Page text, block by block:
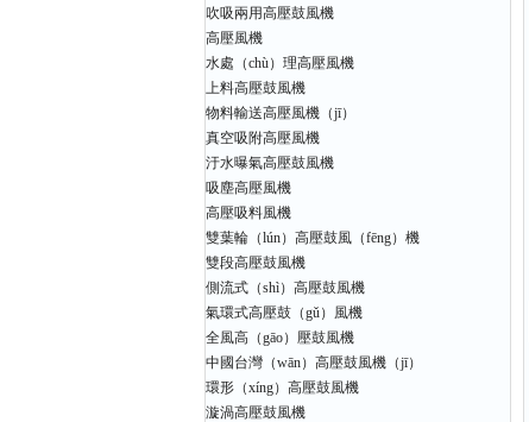
吹吸兩用高壓鼓風機
高壓風機
水處（chù）理高壓風機
上料高壓鼓風機
物料輸送高壓風機（jī）
真空吸附高壓風機
汙水曝氣高壓鼓風機
吸塵高壓風機
高壓吸料風機
雙葉輪（lún）高壓鼓風（fēng）機
雙段高壓鼓風機
側流式（shì）高壓鼓風機
氣環式高壓鼓（gǔ）風機
全風高（gāo）壓鼓風機
中國台灣（wān）高壓鼓風機（jī）
環形（xíng）高壓鼓風機
漩渦高壓鼓風機